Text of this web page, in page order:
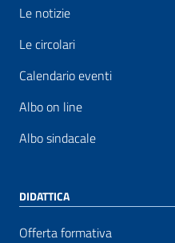
Le notizie
Le circolari
Calendario eventi
Albo on line
Albo sindacale
DIDATTICA
Offerta formativa